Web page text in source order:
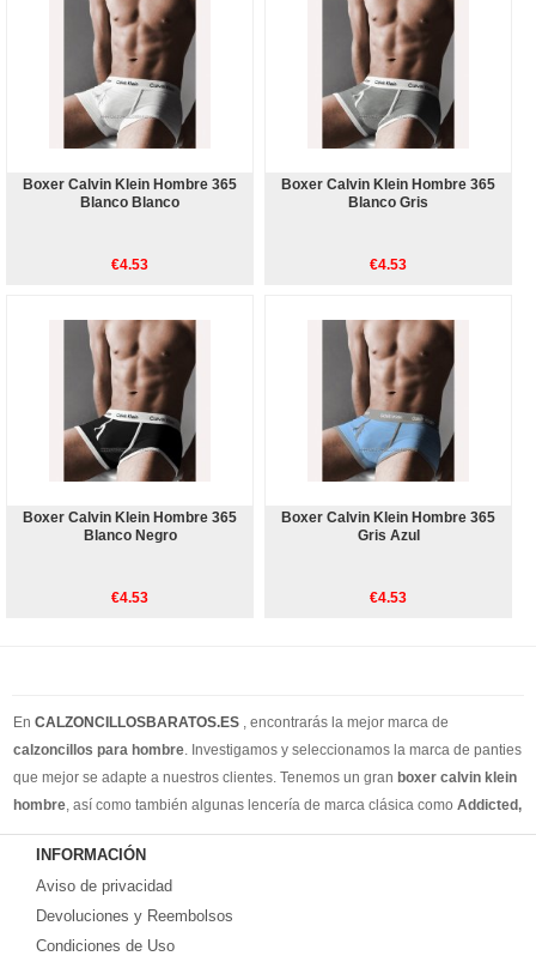
Boxer Calvin Klein Hombre 365
Blanco Blanco
€4.53
Boxer Calvin Klein Hombre 365
Blanco Gris
€4.53
Boxer Calvin Klein Hombre 365
Blanco Negro
€4.53
Boxer Calvin Klein Hombre 365
Gris Azul
€4.53
En CALZONCILLOSBARATOS.ES
, encontrarás la mejor marca de
calzoncillos para hombre . Investigamos y seleccionamos la marca de panties
que mejor se adapte a nuestros clientes. Tenemos un gran boxer calvin klein
hombre , así como también algunas lencería de marca clásica como Addicted,
Armain, Versace, Ralph Lauren. Además de los calzoncillos de estilo
cotidiano, también tenemos calzoncillos para hombres, slip y tangas para
hombres. Creemos que puede encontrar todos los estilos de ropa interior que
necesita en nuestro sitio web. Puedes encontrar su estilo en nuestra tienda
online. Recuerde, si no está satisfecho, tiene 15 días para volver ... ¡envío
INFORMACIÓN
Aviso de privacidad
Devoluciones y Reembolsos
Condiciones de Uso